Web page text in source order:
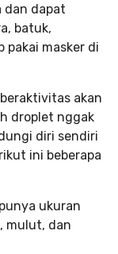
dan dapat
batuk,
masker di
akan
droplet nggak
diri sendiri
ini beberapa
ukuran
mulut, dan